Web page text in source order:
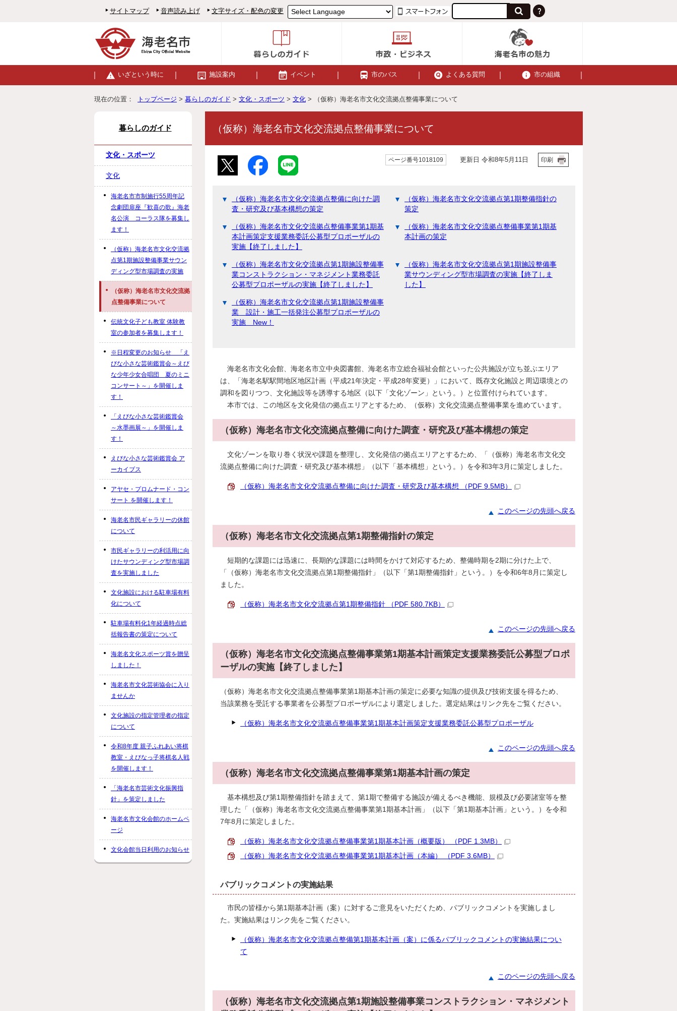
サイトマップ 音声読み上げ 文字サイズ・配色の変更
いざという時に 施設案内 イベント 市のバス よくある質問 市の組織
現在の位置： トップページ > 暮らしのガイド > 文化・スポーツ > 文化 > （仮称）海老名市文化交流拠点整備事業について
（仮称）海老名市文化交流拠点整備事業について
ページ番号1018109 更新日 令和8年5月11日 印刷
（仮称）海老名市文化交流拠点整備に向けた調
査・研究及び基本構想の策定
（仮称）海老名市文化交流拠点第1期整備指針の
策定
（仮称）海老名市文化交流拠点整備事業第1期基
本計画策定支援業務委託公募型プロポーザルの
実施【終了しました】
（仮称）海老名市文化交流拠点整備事業第1期基
本計画の策定
（仮称）海老名市文化交流拠点第1期施設整備事
業コンストラクション・マネジメント業務委託
公募型プロポーザルの実施【終了しました】
（仮称）海老名市文化交流拠点第1期施設整備事
業サウンディング型市場調査の実施【終了しま
した】
（仮称）海老名市文化交流拠点第1期施設整備事
業 設計・施工一括発注公募型プロポーザルの
実施 New！
海老名市文化会館、海老名市立中央図書館、海老名市立総合福祉会館といった公共施設が立ち並ぶエリア
は、「海老名駅駅間地区地区計画（平成21年決定・平成28年変更）」において、既存文化施設と周辺環境との
調和を図りつつ、文化施設等を誘導する地区（以下「文化ゾーン」という。）と位置付けられています。
本市では、この地区を文化発信の拠点エリアとするため、（仮称）文化交流拠点整備事業を進めています。
（仮称）海老名市文化交流拠点整備に向けた調査・研究及び基本構想の策定
文化ゾーンを取り巻く状況や課題を整理し、文化発信の拠点エリアとするため、「（仮称）海老名市文化交
流拠点整備に向けた調査・研究及び基本構想」（以下「基本構想」という。）を令和3年3月に策定しました。
（仮称）海老名市文化交流拠点整備に向けた調査・研究及び基本構想 （PDF 9.5MB）
このページの先頭へ戻る
（仮称）海老名市文化交流拠点第1期整備指針の策定
短期的な課題には迅速に、長期的な課題には時間をかけて対応するため、整備時期を2期に分けた上で、
「（仮称）海老名市文化交流拠点第1期整備指針」（以下「第1期整備指針」という。）を令和6年8月に策定し
ました。
（仮称）海老名市文化交流拠点第1期整備指針 （PDF 580.7KB）
このページの先頭へ戻る
（仮称）海老名市文化交流拠点整備事業第1期基本計画策定支援業務委託公募型プロポ
ーザルの実施【終了しました】
（仮称）海老名市文化交流拠点整備事業第1期基本計画の策定に必要な知識の提供及び技術支援を得るため、
当該業務を受託する事業者を公募型プロポーザルにより選定しました。選定結果はリンク先をご覧ください。
（仮称）海老名市文化交流拠点整備事業第1期基本計画策定支援業務委託公募型プロポーザル
このページの先頭へ戻る
（仮称）海老名市文化交流拠点整備事業第1期基本計画の策定
基本構想及び第1期整備指針を踏まえて、第1期で整備する施設が備えるべき機能、規模及び必要諸室等を整
理した「（仮称）海老名市文化交流拠点整備事業第1期基本計画」（以下「第1期基本計画」という。）を令和
7年8月に策定しました。
（仮称）海老名市文化交流拠点整備事業第1期基本計画（概要版） （PDF 1.3MB）
（仮称）海老名市文化交流拠点整備事業第1期基本計画（本編） （PDF 3.6MB）
パブリックコメントの実施結果
市民の皆様から第1期基本計画（案）に対するご意見をいただくため、パブリックコメントを実施しまし
た。実施結果はリンク先をご覧ください。
（仮称）海老名市文化交流拠点整備第1期基本計画（案）に係るパブリックコメントの実施結果につい
て
このページの先頭へ戻る
（仮称）海老名市文化交流拠点第1期施設整備事業コンストラクション・マネジメント
暮らしのガイド
文化・スポーツ
文化
海老名市市制施行55周年記
念劇団扉座『歓喜の歌』海老
名公演 コーラス隊を募集し
ます！
（仮称）海老名市文化交流拠
点第1期施設整備事業サウン
ディング型市場調査の実施
（仮称）海老名市文化交流拠
点整備事業について
伝統文化子ども教室 体験教
室の参加者を募集します！
※日程変更のお知らせ 「え
びな小さな芸術鑑賞会～えび
な少年少女合唱団 夏のミニ
コンサート～」を開催しま
す！
「えびな小さな芸術鑑賞会
～水墨画展～」を開催しま
す！
えびな小さな芸術鑑賞会 ア
ーカイブス
アヤセ・プロムナード・コン
サート を開催します！
海老名市民ギャラリーの休館
について
市民ギャラリーの利活用に向
けたサウンディング型市場調
査を実施しました
文化施設における駐車場有料
化について
駐車場有料化1年経過時点総
括報告書の策定について
海老名文化スポーツ賞を贈呈
しました！
海老名市文化芸術協会に入り
ませんか
文化施設の指定管理者の指定
について
令和8年度 親子ふれあい将棋
教室・えびなっ子将棋名人戦
を開催します！
「海老名市芸術文化振興指
針」を策定しました
海老名市文化会館のホームペ
ージ
文化会館当日利用のお知らせ